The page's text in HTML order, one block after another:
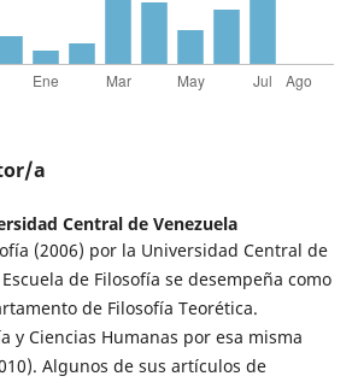
a
Central de Venezuela
(2006) por la Universidad Central de
de Filosofía se desempeña como
de Filosofía Teorética.
y Ciencias Humanas por esa misma
Algunos de sus artículos de